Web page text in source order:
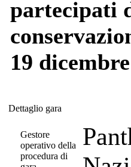
partecipati
19
Dettaglio gara
Gestore
operativo della
procedura di